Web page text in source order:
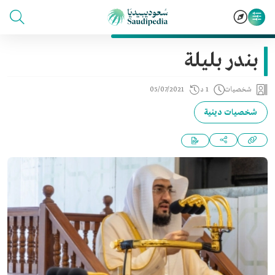
بندر بليلة
شخصيات 1 د 05/07/2021
شخصيات دينية